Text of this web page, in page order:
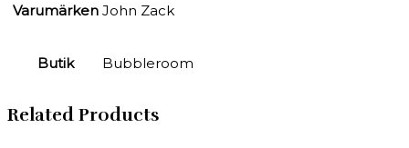
Varumärken John Zack
Butik Bubbleroom
Related Products